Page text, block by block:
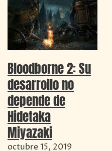
Bloodborne 2: Su
desarrollo no
depende de
Hidetaka
Miyazaki
octubre 15, 2019